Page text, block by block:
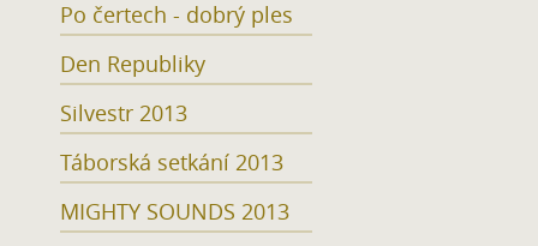
Po čertech - dobrý ples
Den Republiky
Silvestr 2013
Táborská setkání 2013
MIGHTY SOUNDS 2013